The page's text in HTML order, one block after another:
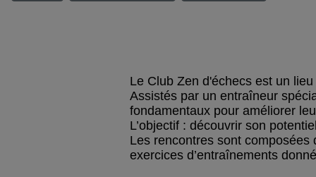
Le Club Zen d'échecs est un
Assistés par un entraîneur
fondamentaux pour améliorer
L’objectif : découvrir son
Les rencontres sont composées
exercices d’entraînements